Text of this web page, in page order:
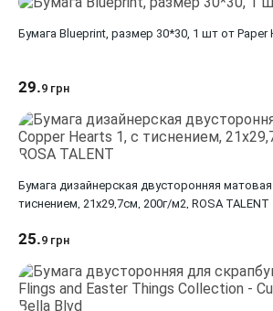
Бумага Blueprint, размер 30*30, 1 шт от Paper
29.9 грн
Бумага дизайнерская двусторонняя
тиснением, 21х29,7см, 200г/м2, ROSA TALENT
25.9 грн